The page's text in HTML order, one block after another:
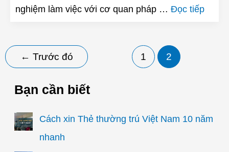
nghiệm làm việc với cơ quan pháp … Đọc tiếp
Phân
trang
bài
← Trước đó 1 2
Bạn cần biết
Cách xin Thẻ thường trú Việt Nam 10 năm
nhanh